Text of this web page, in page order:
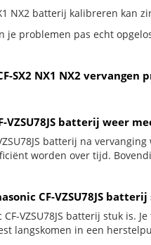
NX2 batterij kalibreren
problemen pas echt
SX2 NX1 NX2 vervangen
batterij weer
batterij na
worden over tijd.
CF-VZSU78JS
VZSU78JS batterij stuk
langskomen in een